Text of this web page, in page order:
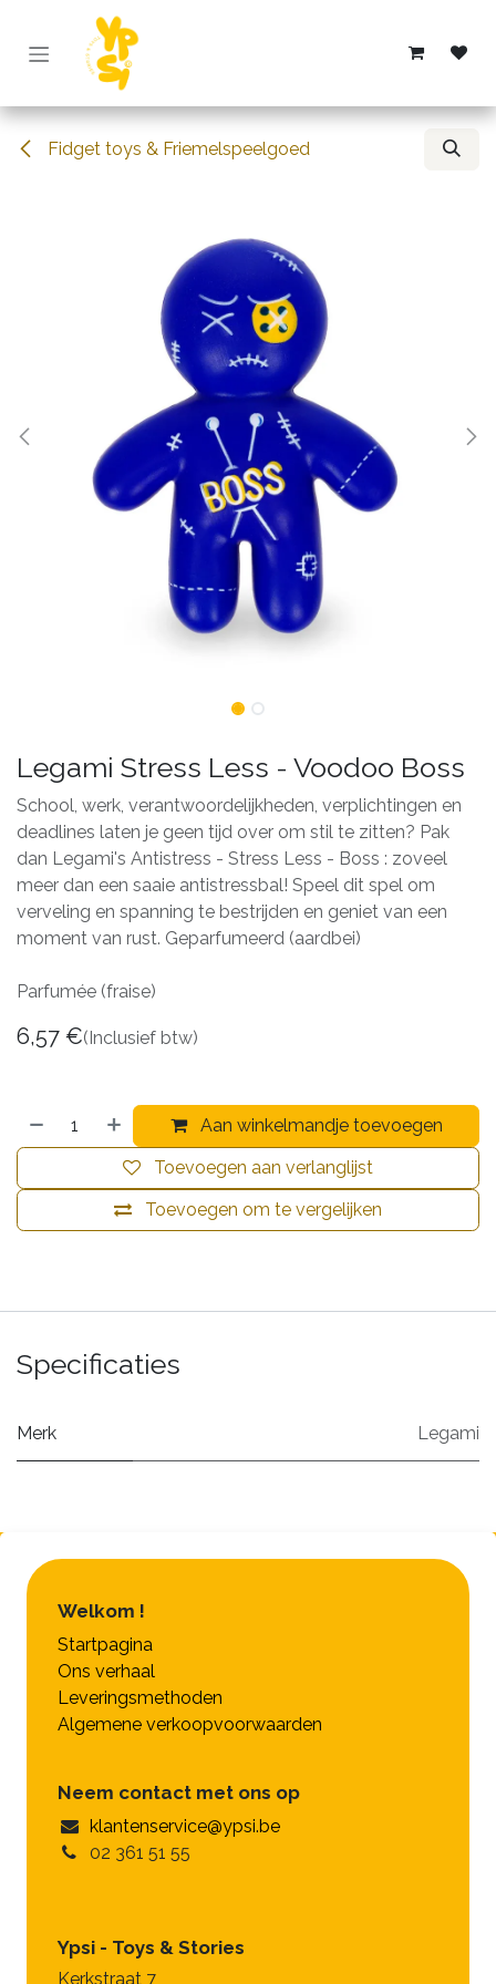
Overslaan naar inhoud
Fidget toys & Friemelspeelgoed
Legami Stress Less - Voodoo Boss
School, werk, verantwoordelijkheden, verplichtingen en
deadlines laten je geen tijd over om stil te zitten? Pak
dan Legami's Antistress - Stress Less - Boss : zoveel
meer dan een saaie antistressbal! Speel dit spel om
verveling en spanning te bestrijden en geniet van een
moment van rust. Geparfumeerd (aardbei)
Parfumée (fraise)
6,57 €(Inclusief btw)
Aan winkelmandje toevoegen
Toevoegen om te vergelijken
Toevoegen aan verlanglijst
Specificaties
Merk Legami
Welkom !
Startpagina
Ons verhaal
Leveringsmethoden
Algemene verkoopvoorwaarden
Neem contact met ons op
klantenservice@ypsi.be
02 361 51 55
Ypsi - Toys & Stories
Kerkstraat 7